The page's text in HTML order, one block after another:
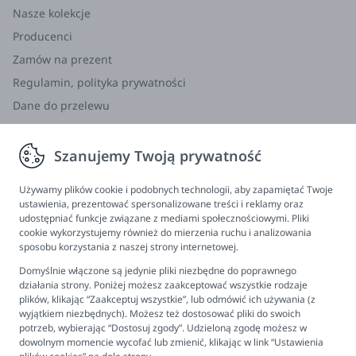
Nasze kolekcje
Producenci
Zamów na prezent
Regulamin, polityka prywatności
Dane do przelewu
Zwroty, wymiana, reklamacja
Informacje
Program lojalnościowy
FAQ - najczęściej zadawane pytania
Newsletter
Ustawienia plików cookies
Biuro obsługi klienta
Pon. - Pt. 9:00 - 16:00
Szanujemy Twoją prywatność
Używamy plików cookie i podobnych technologii, aby zapamiętać Twoje
ustawienia, prezentować spersonalizowane treści i reklamy oraz
udostępniać funkcje związane z mediami społecznościowymi. Pliki
cookie wykorzystujemy również do mierzenia ruchu i analizowania
sposobu korzystania z naszej strony internetowej.
Domyślnie włączone są jedynie pliki niezbędne do poprawnego
działania strony. Poniżej możesz zaakceptować wszystkie rodzaje
plików, klikając “Zaakceptuj wszystkie”, lub odmówić ich używania (z
wyjątkiem niezbędnych). Możesz też dostosować pliki do swoich
potrzeb, wybierając “Dostosuj zgody”. Udzieloną zgodę możesz w
dowolnym momencie wycofać lub zmienić, klikając w link “Ustawienia